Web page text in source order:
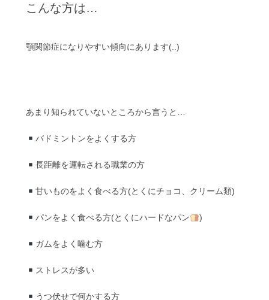
こんな方は…
顎関節症になりやすい傾向にあります(..)
あまり知られていないところから言うと…
バドミントンをよくする方
長距離を運転される職業の方
甘いものをよく食べる方(とくにチョコ、クリーム類)
パンをよく食べる方(とくにハードなパン )
ガムをよく噛む方
ストレスが多い
うつ伏せで何かする方